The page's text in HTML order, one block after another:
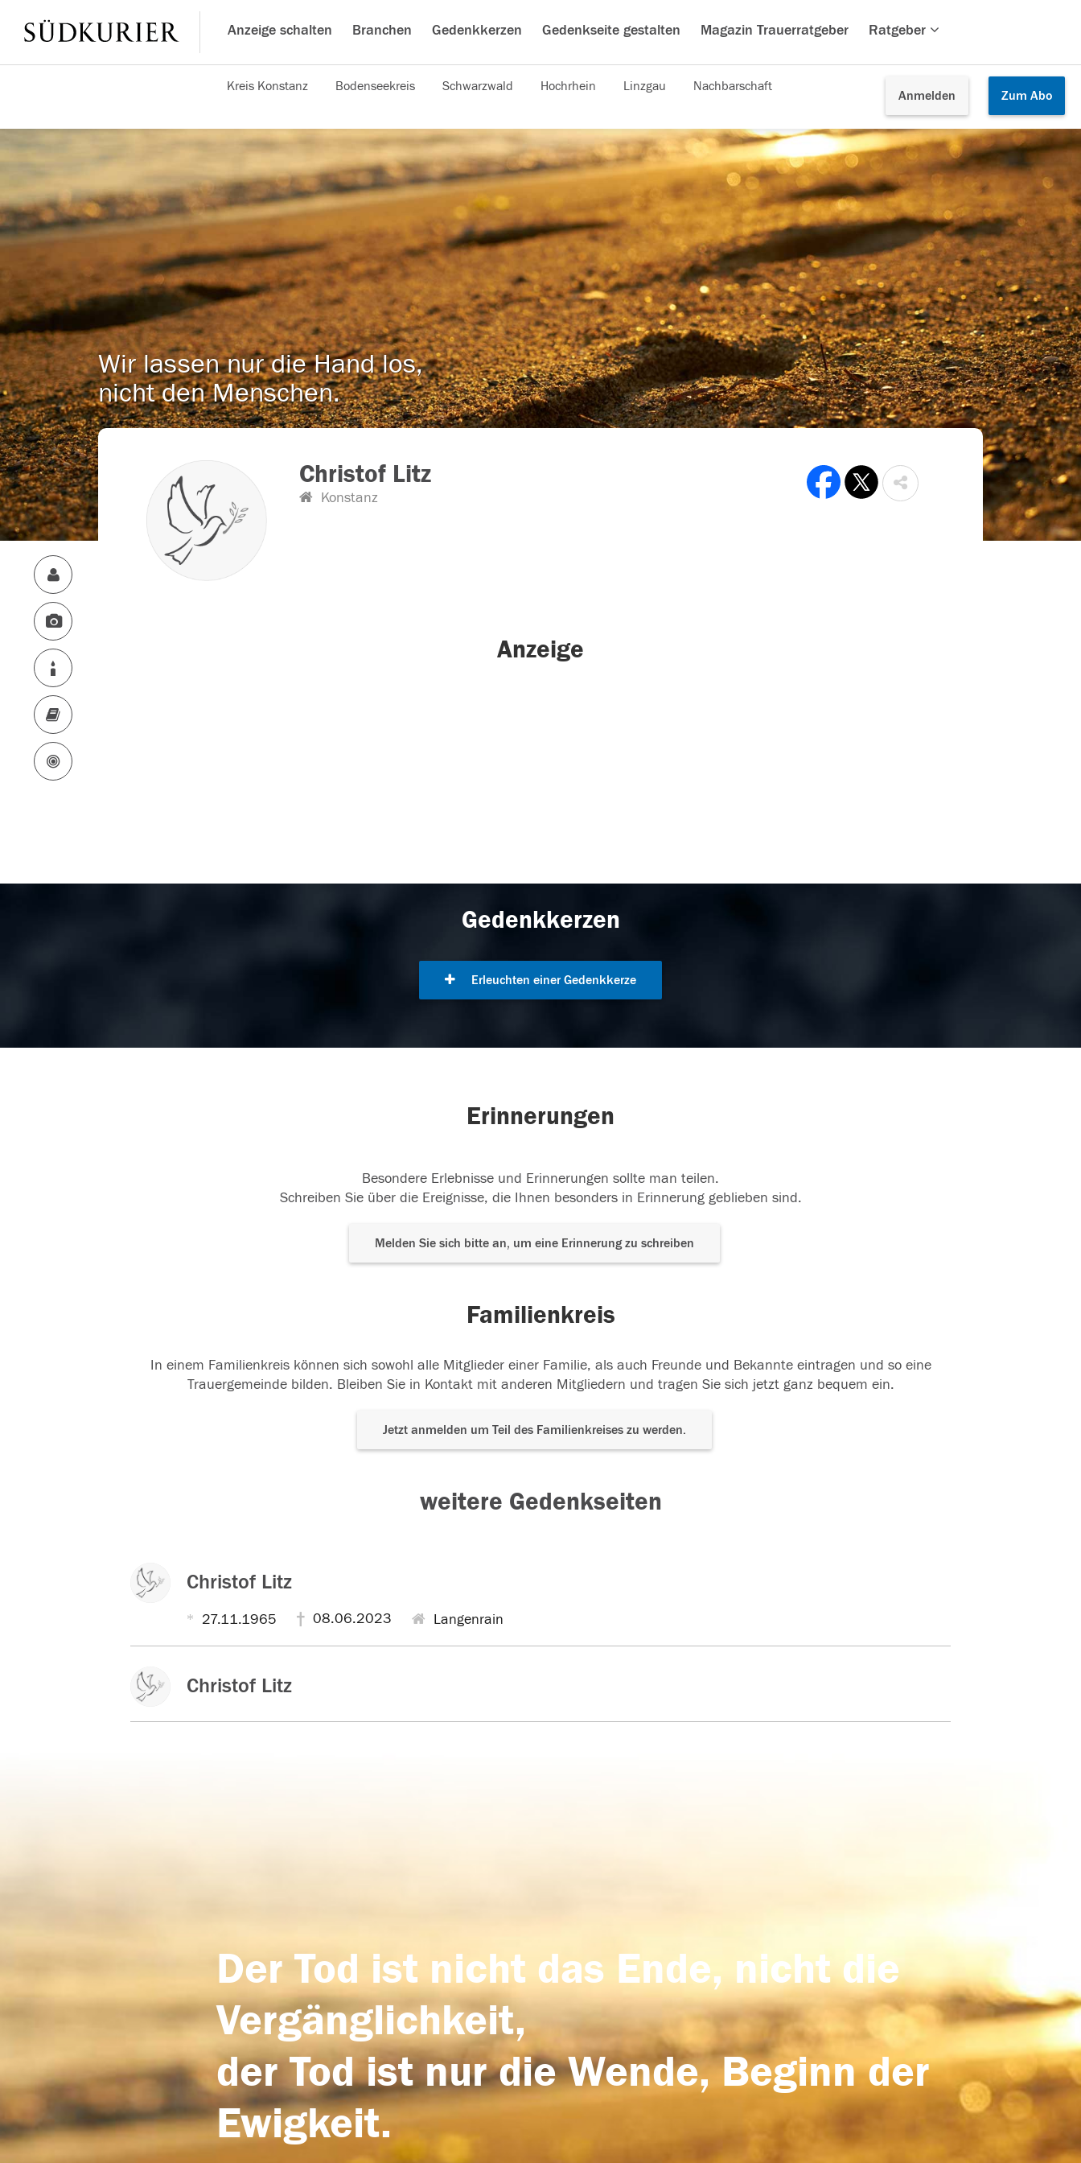
Anzeige schalten Branchen Gedenkkerzen Gedenkseite gestalten Magazin Trauerratgeber Ratgeber
Anmelden Zum Abo
Kreis Konstanz Bodenseekreis Schwarzwald Hochrhein Linzgau Nachbarschaft
Wir lassen nur die Hand los,
nicht den Menschen.
Christof Litz
Konstanz
Anzeige
Gedenkkerzen
Erleuchten einer Gedenkkerze
Erinnerungen
Besondere Erlebnisse und Erinnerungen sollte man teilen.
Schreiben Sie über die Ereignisse, die Ihnen besonders in Erinnerung geblieben sind.
Melden Sie sich bitte an, um eine Erinnerung zu schreiben
Familienkreis
In einem Familienkreis können sich sowohl alle Mitglieder einer Familie, als auch Freunde und Bekannte eintragen und so eine
Trauergemeinde bilden. Bleiben Sie in Kontakt mit anderen Mitgliedern und tragen Sie sich jetzt ganz bequem ein.
Jetzt anmelden um Teil des Familienkreises zu werden.
weitere Gedenkseiten
Christof Litz
27.11.1965 08.06.2023 Langenrain
Christof Litz
Der Tod ist nicht das Ende, nicht die
Vergänglichkeit,
der Tod ist nur die Wende, Beginn der
Ewigkeit.